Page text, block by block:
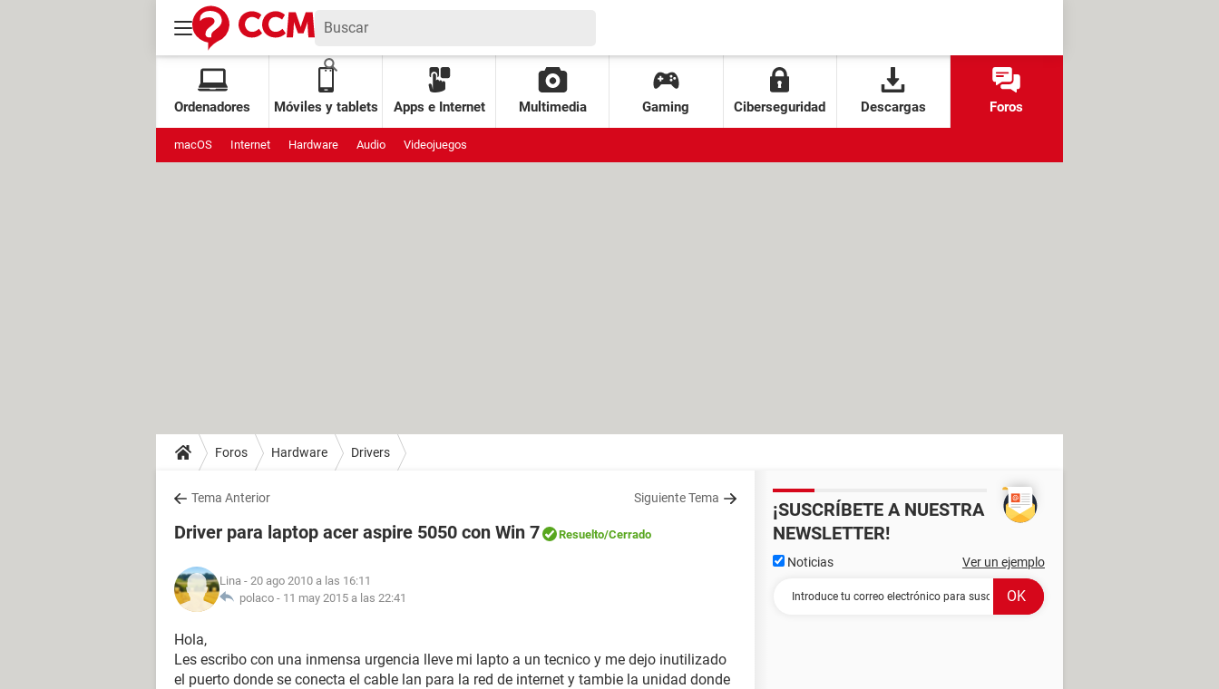
Ordenadores Móviles y tablets Apps e Internet Multimedia Gaming Ciberseguridad Descargas Foros
macOS Internet Hardware Audio Videojuegos
Foros Hardware Drivers
Tema Anterior Siguiente Tema
Driver para laptop acer aspire 5050 con Win 7 Resuelto/Cerrado
Lina - 20 ago 2010 a las 16:11
polaco - 11 may 2015 a las 22:41
Hola,
Les escribo con una inmensa urgencia lleve mi lapto a un tecnico y me dejo inutilizado
el puerto donde se conecta el cable lan para la red de internet y tambie la unidad donde
¡SUSCRÍBETE A NUESTRA
NEWSLETTER!
Noticias Ver un ejemplo